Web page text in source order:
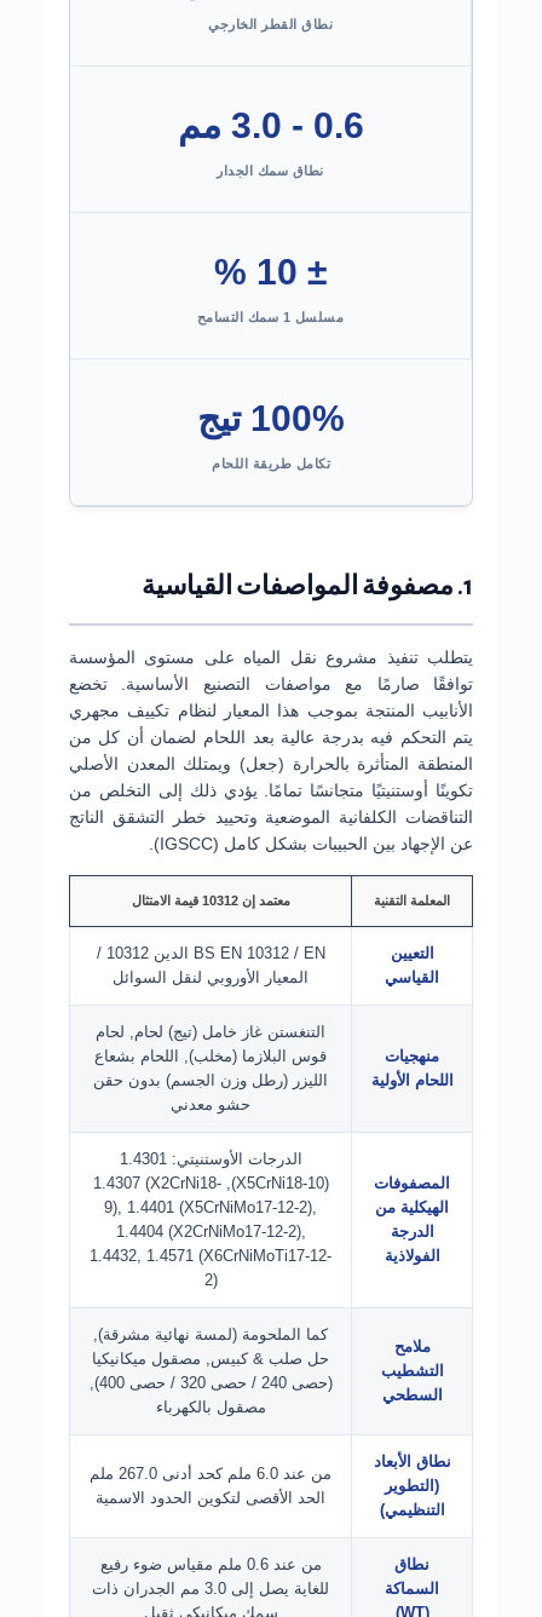
نطاق القطر الخارجي
0.6 - 3.0 مم
نطاق سمك الجدار
± 10 %
مسلسل 1 سمك التسامح
100% تيج
تكامل طريقة اللحام
1. مصفوفة المواصفات القياسية
يتطلب تنفيذ مشروع نقل المياه على مستوى المؤسسة
توافقًا صارمًا مع مواصفات التصنيع الأساسية. تخضع
الأنابيب المنتجة بموجب هذا المعيار لنظام تكييف مجهري
يتم التحكم فيه بدرجة عالية بعد اللحام لضمان أن كل من
المنطقة المتأثرة بالحرارة (جعل) ويمتلك المعدن الأصلي
تكوينًا أوستنيتيًا متجانسًا تمامًا. يؤدي ذلك إلى التخلص من
التناقضات الكلفانية الموضعية وتحييد خطر التشقق الناتج
عن الإجهاد بين الحبيبات بشكل كامل (IGSCC).
المعلمة التقنية معتمد إن 10312 قيمة الامتثال
التعيين
القياسي
BS EN 10312 / EN الدين 10312 /
المعيار الأوروبي لنقل السوائل
منهجيات
اللحام الأولية
التنغستن غاز خامل (تيج) لحام, لحام
قوس البلازما (مخلب), اللحام بشعاع
الليزر (رطل وزن الجسم) بدون حقن
حشو معدني
المصفوفات
الهيكلية من
الدرجة
الفولاذية
الدرجات الأوستنيتي: 1.4301
(X5CrNi18-10), 1.4307 (X2CrNi18-
9), 1.4401 (X5CrNiMo17-12-2),
1.4404 (X2CrNiMo17-12-2),
1.4432, 1.4571 (X6CrNiMoTi17-12-
2)
ملامح
التشطيب
السطحي
كما الملحومة (لمسة نهائية مشرقة),
حل صلب & كبيس, مصقول ميكانيكيا
(حصى 240 / حصى 320 / حصى 400),
مصقول بالكهرباء
نطاق الأبعاد
(التطوير
التنظيمي)
من عند 6.0 ملم كحد أدنى 267.0 ملم
الحد الأقصى لتكوين الحدود الاسمية
نطاق
السماكة
(WT)
من عند 0.6 ملم مقياس ضوء رفيع
للغاية يصل إلى 3.0 مم الجدران ذات
سمك ميكانيكي ثقيل